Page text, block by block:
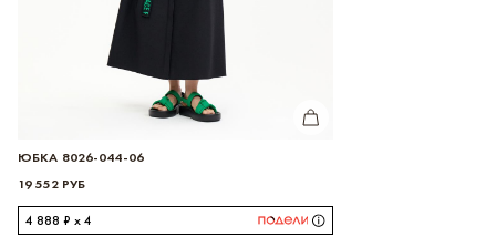
КУПИТЬ
ЮБКА 8026-044-06
19 552 РУБ
4 888 ₽ x 4